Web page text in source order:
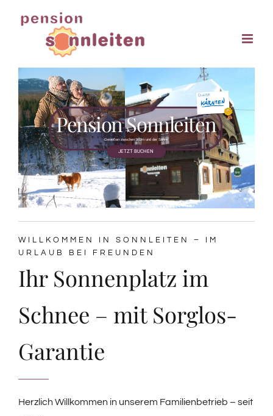
Inhalt
JETZT BUCHEN
Pension Sonnleiten
Genießen zwischen 963m und der Sonne
WILLKOMMEN IN SONNLEITEN – IM
URLAUB BEI FREUNDEN
Ihr Sonnenplatz im
Schnee – mit Sorglos-
Garantie
Herzlich Willkommen in unserem Familienbetrieb – seit